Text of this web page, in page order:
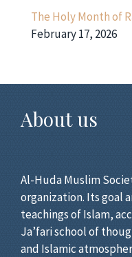
The Holy Month of
February 17, 2026
About us
Al-Huda Muslim
organization. Its goal
teachings of Islam,
Ja’fari school of
and Islamic